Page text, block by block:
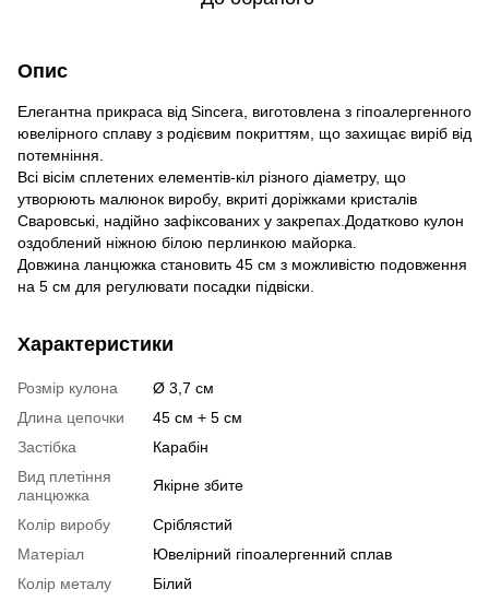
Опис
Елегантна прикраса від Sincera, виготовлена з гіпоалергенного
ювелірного сплаву з родієвим покриттям, що захищає виріб від
потемніння.
Всі вісім сплетених елементів-кіл різного діаметру, що
утворюють малюнок виробу, вкриті доріжками кристалів
Сваровські, надійно зафіксованих у закрепах.Додатково кулон
оздоблений ніжною білою перлинкою майорка.
Довжина ланцюжка становить 45 см з можливістю подовження
на 5 см для регулювати посадки підвіски.
Характеристики
Розмір кулона
Ø 3,7 см
Длина цепочки
45 см + 5 см
Застібка
Карабін
Вид плетіння
ланцюжка
Якірне збите
Колір виробу
Сріблястий
Матеріал
Ювелірний гіпоалергенний сплав
Колір металу
Білий